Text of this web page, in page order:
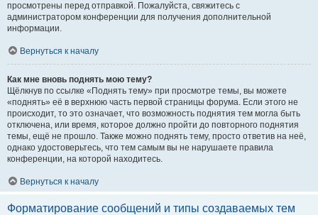
просмотрены перед отправкой. Пожалуйста, свяжитесь с
администратором конференции для получения дополнительной
информации.
Вернуться к началу
Как мне вновь поднять мою тему?
Щёлкнув по ссылке «Поднять тему» при просмотре темы, вы можете
«поднять» её в верхнюю часть первой страницы форума. Если этого не
происходит, то это означает, что возможность поднятия тем могла быть
отключена, или время, которое должно пройти до повторного поднятия
темы, ещё не прошло. Также можно поднять тему, просто ответив на неё,
однако удостоверьтесь, что тем самым вы не нарушаете правила
конференции, на которой находитесь.
Вернуться к началу
Форматирование сообщений и типы создаваемых тем